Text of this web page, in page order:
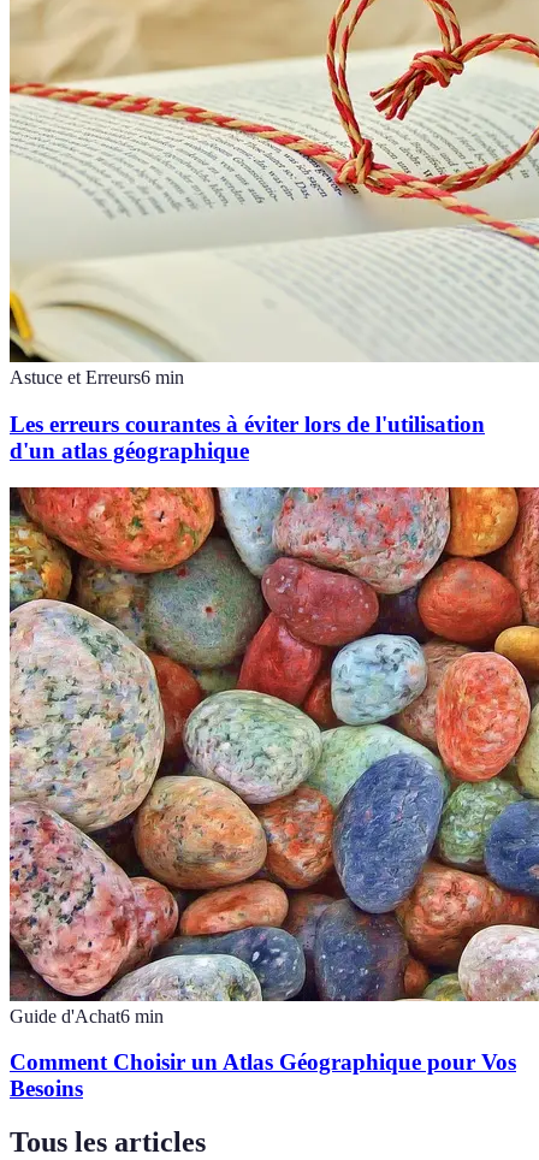
Astuce et Erreurs6 min
Les erreurs courantes à éviter lors de l'utilisation
d'un atlas géographique
Guide d'Achat6 min
Comment Choisir un Atlas Géographique pour Vos
Besoins
Tous les articles